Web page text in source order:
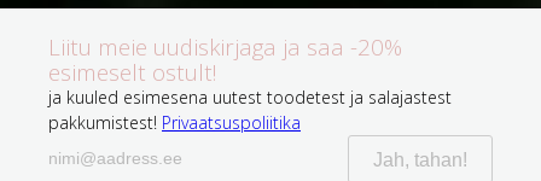
Liitu meie uudiskirjaga ja saa -20%
esimeselt ostult!
ja kuuled esimesena uutest toodetest ja salajastest
pakkumistest! Privaatsuspoliitika
Jah, tahan!